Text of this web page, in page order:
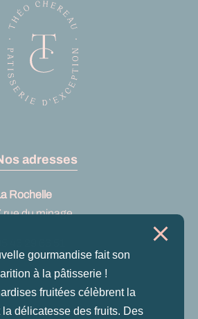
adresses
Rochelle
rue du minage
sur Google
gourmandise fait son
à la pâtisserie !
fruitées célèbrent la
la délicatesse des fruits. Des